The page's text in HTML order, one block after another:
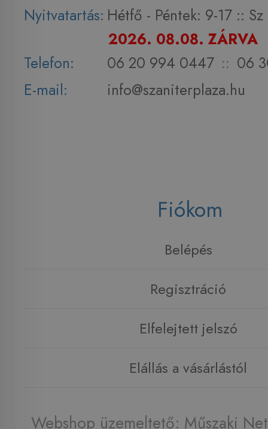
Nyitvatartás: Hétfő - Péntek: 9-17 :: Sz
2026. 08.08. ZÁRVA
Telefon:
06 20 994 0447 :: 06
E-mail:
info@szaniterplaza.hu
Fiókom
Belépés
Regisztráció
Elfelejtett jelszó
Elállás a vásárlástól
Webshop üzemeltető: Műszaki